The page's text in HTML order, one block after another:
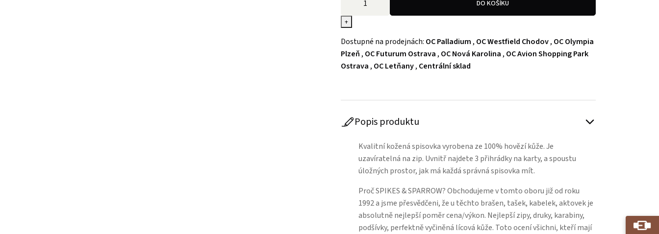
+
DO KOŠÍKU
Dostupné na prodejnách: OC Palladium , OC Westfield Chodov, OC Olympia
Plzeň , OC Futurum Ostrava , OC Nová Karolina , OC Avion Shopping Park
Ostrava , OC Letňany, Centrální sklad
Popis produktu
Kvalitní kožená spisovka vyrobena ze 100% hovězí kůže. Je
uzavíratelná na zip. Uvnitř najdete 3 přihrádky na karty, a spoustu
úložných prostor, jak má každá správná spisovka mít.
Proč SPIKES & SPARROW? Obchodujeme v tomto oboru již od roku
1992 a jsme přesvědčeni, že u těchto brašen, tašek, kabelek, aktovek je
absolutně nejlepší poměr cena/výkon. Nejlepší zipy, druky, karabiny,
podšívky, perfektně vyčiněná lícová kůže. Toto ocení všichni, kteří mají